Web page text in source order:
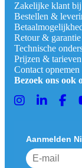
Zakelijke klant
Bestellen &
Retour & garantie
Technische
Prijzen & tarieven
Contact opnemen
Bezoek ons ook
Aanmelden